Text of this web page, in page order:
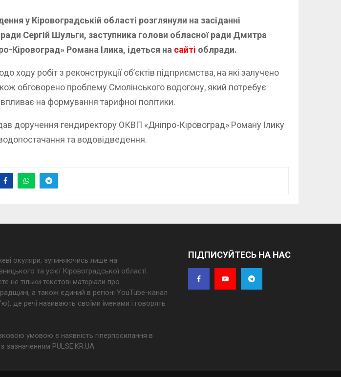
у Кіровоградській області розглянули на засіданні
ради Сергій Шульги, заступника голови обласної ради Дмитра
Кіровоград» Романа Ілика, ідеться на сайті облради.
робіт з реконструкції об’єктів підприємства, на які залучено
обговорено проблему Смолінського водогону, який потребує
на формування тарифної політики.
доручення гендиректору ОКВП «Дніпро-Кіровоград» Роману Ілику
та водовідведення.
окуляри, зупиняючись лише на
та усієї Кіровоградської області.
не тільки текстові матеріали про
а також єдиний в регіоні YouTube-канал
де речі називають своїми іменами і говорять
умовою є наявність гіперпосилання в
зазначенням PULSE.KR.UA
ПІДПИСУЙТЕСЬ НА НАС